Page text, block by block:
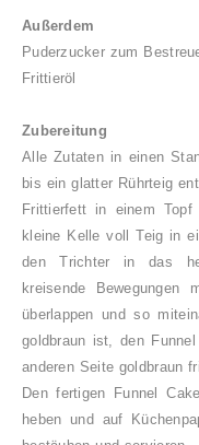
Außerdem
Puderzucker zum
Frittieröl
Zubereitung
Alle Zutaten in einen
bis ein glatter Rührteig
Frittierfett in einem
kleine Kelle voll Teig in
den Trichter in das
kreisende Bewegungen
überlappen und so
goldbraun ist, den
anderen Seite goldbraun
Den fertigen Funnel
heben und auf